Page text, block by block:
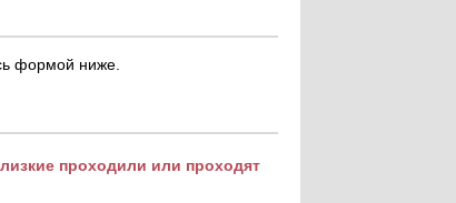
формой ниже.
проходили или проходят